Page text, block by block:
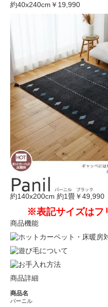
約40x240cm ￥19,990
約140x200cm 約1畳￥49,990
※表記サイズはフ
商品機能
商品詳細
商品名
パーニル